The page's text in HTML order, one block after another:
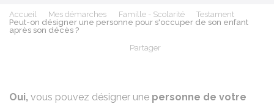
Accueil Mes démarches Famille - Scolarité
Testament
Peut-on désigner une personne pour s'occuper de son enfant
après son décès ?
Partager
Oui, vous pouvez désigner une personne de votre